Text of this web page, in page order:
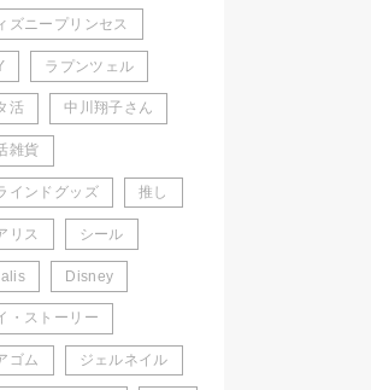
ズニープリンセス
ラプンツェル
活 中川翔子さん
雑貨
インドグッズ 推し
リス シール
Disney
・ストーリー
ゴム ジェルネイル